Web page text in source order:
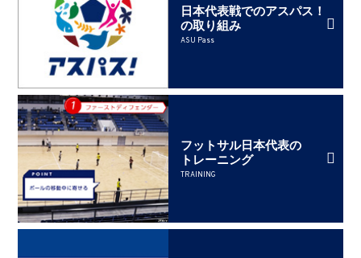
日本代表戦でのアスパス！
の取り組み
ASU Pass
フットサル日本代表の
トレーニング
TRAINING